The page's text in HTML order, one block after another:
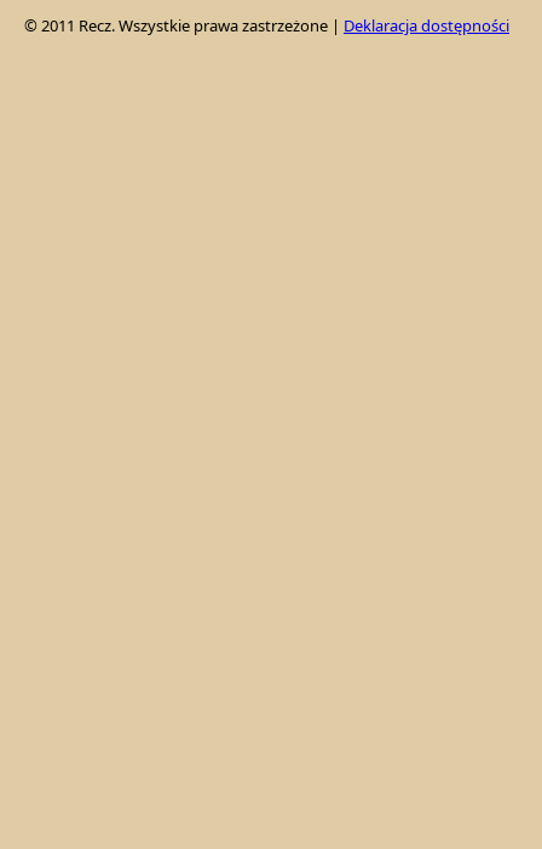
© 2011 Recz. Wszystkie prawa zastrzeżone | Deklaracja dostępności